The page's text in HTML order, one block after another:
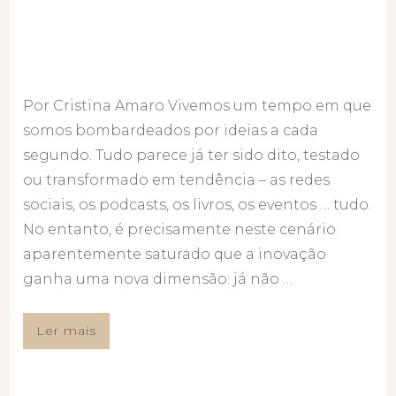
Por Cristina Amaro Vivemos um tempo em que
somos bombardeados por ideias a cada
segundo. Tudo parece já ter sido dito, testado
ou transformado em tendência – as redes
sociais, os podcasts, os livros, os eventos … tudo.
No entanto, é precisamente neste cenário
aparentemente saturado que a inovação
ganha uma nova dimensão: já não …
Ler mais